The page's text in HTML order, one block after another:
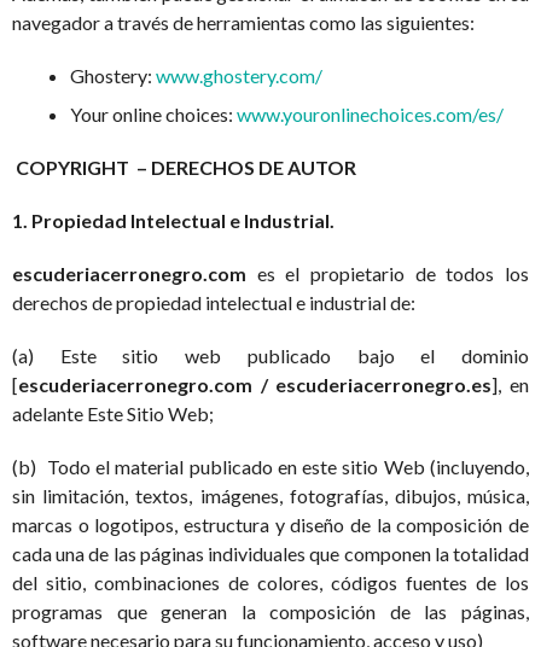
navegador a través de herramientas como las siguientes:
Ghostery: www.ghostery.com/
Your online choices: www.youronlinechoices.com/es/
COPYRIGHT – DERECHOS DE AUTOR
1. Propiedad Intelectual e Industrial.
escuderiacerronegro.com es el propietario de todos los
derechos de propiedad intelectual e industrial de:
(a) Este sitio web publicado bajo el dominio
[escuderiacerronegro.com / escuderiacerronegro.es], en
adelante Este Sitio Web;
(b) Todo el material publicado en este sitio Web (incluyendo,
sin limitación, textos, imágenes, fotografías, dibujos, música,
marcas o logotipos, estructura y diseño de la composición de
cada una de las páginas individuales que componen la totalidad
del sitio, combinaciones de colores, códigos fuentes de los
programas que generan la composición de las páginas,
software necesario para su funcionamiento, acceso y uso)